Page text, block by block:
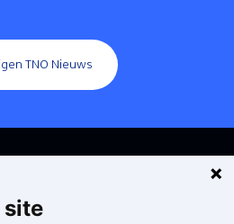
TNO Nieuws
site